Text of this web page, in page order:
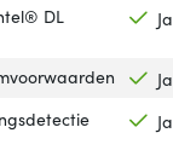
DL
Ja
Ja
Ja